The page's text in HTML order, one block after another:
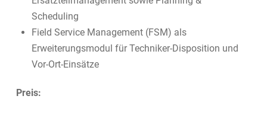
Scheduling
Field Service Management (FSM) als
Erweiterungsmodul für Techniker-Disposition und
Vor-Ort-Einsätze
Preis: